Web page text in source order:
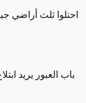
احتلوا ثلث أراضي
باب العبور يريد